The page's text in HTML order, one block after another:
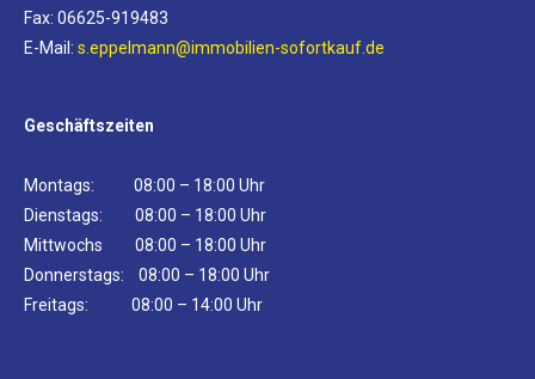
Fax: 06625-919483
E-Mail: s.eppelmann@immobilien-sofortkauf.de
Geschäftszeiten
Montags: 08:00 – 18:00 Uhr
Dienstags: 08:00 – 18:00 Uhr
Mittwochs 08:00 – 18:00 Uhr
Donnerstags: 08:00 – 18:00 Uhr
Freitags: 08:00 – 14:00 Uhr